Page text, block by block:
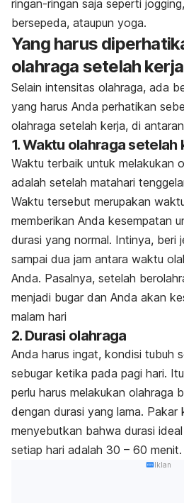
ringan-ringan saja seperti
bersepeda, ataupun yoga.
Yang harus
olahraga setelah kerja
Selain intensitas olahraga, ada
yang harus Anda perhatikan
olahraga setelah kerja, di
1. Waktu olahraga setelah
Waktu terbaik untuk melakukan
adalah setelah matahari
Waktu tersebut merupakan
memberikan Anda kesempatan
durasi yang normal. Intinya, beri
sampai dua jam antara waktu
Anda. Pasalnya, setelah
menjadi bugar dan Anda akan
malam hari
2. Durasi olahraga
Anda harus ingat, kondisi tubuh
sebugar ketika pada pagi hari.
perlu harus melakukan olahraga
dengan durasi yang lama. Pakar
menyebutkan bahwa durasi
setiap hari adalah 30 – 60 menit.
Iklan